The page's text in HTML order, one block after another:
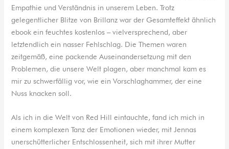
Empathie und Verständnis in unserem Leben. Trotz
gelegentlicher Blitze von Brillanz war der Gesamteffekt ähnlich
ebook ein feuchtes kostenlos – vielversprechend, aber
letztendlich ein nasser Fehlschlag. Die Themen waren
zeitgemäß, eine packende Auseinandersetzung mit den
Problemen, die unsere Welt plagen, aber manchmal kam es
mir zu schwerfällig vor, wie ein Vorschlaghammer, der eine
Nuss knacken soll.
Als ich in die Welt von Red Hill eintauchte, fand ich mich in
einem komplexen Tanz der Emotionen wieder, mit Jennas
unerschütterlicher Entschlossenheit, sich mit ihrer Mutter